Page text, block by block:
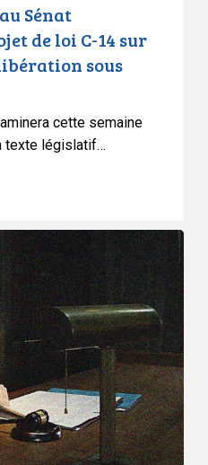
Sénat
de loi C-14 sur
sous
cette semaine
texte législatif…